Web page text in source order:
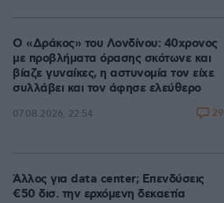
Ο «Δράκος» του Λονδίνου: 40χρονος
με προβλήματα όρασης σκότωνε και
βίαζε γυναίκες, η αστυνομία τον είχε
συλλάβει και τον άφησε ελεύθερο
07.08.2026, 22:54 29
Άλλος για data center; Επενδύσεις
€50 δισ. την ερχόμενη δεκαετία